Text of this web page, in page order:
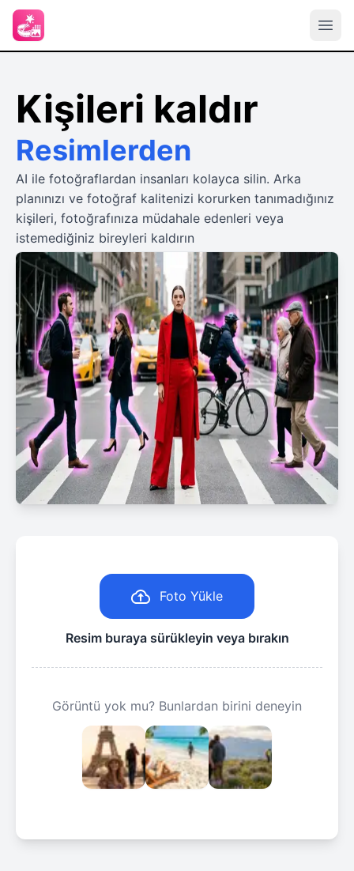
Kişileri kaldır
Resimlerden
AI ile fotoğraflardan insanları kolayca silin. Arka
planınızı ve fotoğraf kalitenizi korurken tanımadığınız
kişileri, fotoğrafınıza müdahale edenleri veya
istemediğiniz bireyleri kaldırın
Foto Yükle
Resim buraya sürükleyin veya bırakın
Görüntü yok mu? Bunlardan birini deneyin